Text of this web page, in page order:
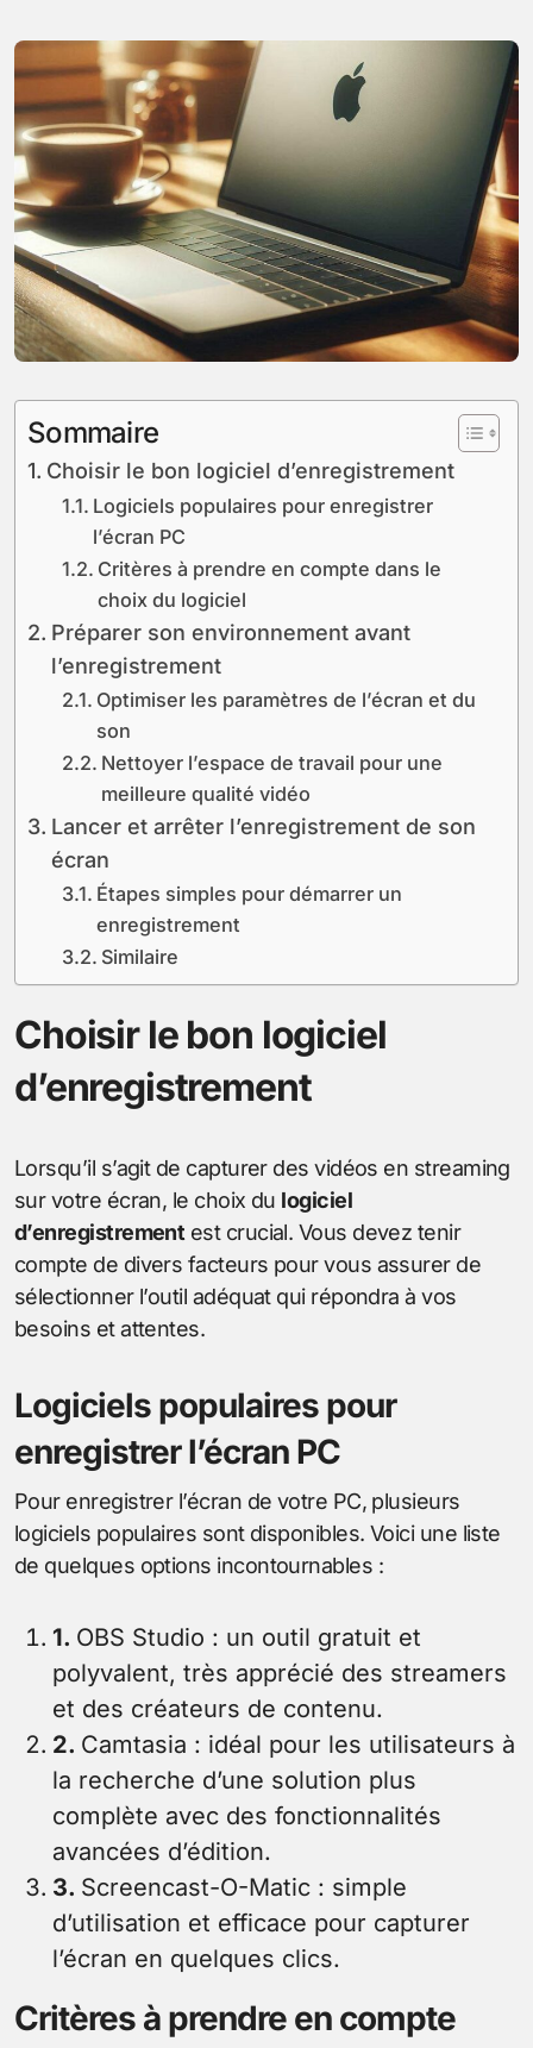
Sommaire
Choisir le bon logiciel d’enregistrement
Logiciels populaires pour enregistrer
l’écran PC
Critères à prendre en compte dans le
choix du logiciel
Préparer son environnement avant
l’enregistrement
Optimiser les paramètres de l’écran et du
son
Nettoyer l’espace de travail pour une
meilleure qualité vidéo
Lancer et arrêter l’enregistrement de son
écran
Étapes simples pour démarrer un
enregistrement
Similaire
Choisir le bon logiciel
d’enregistrement
Lorsqu’il s’agit de capturer des vidéos en streaming
sur votre écran, le choix du logiciel
d’enregistrement est crucial. Vous devez tenir
compte de divers facteurs pour vous assurer de
sélectionner l’outil adéquat qui répondra à vos
besoins et attentes.
Logiciels populaires pour
enregistrer l’écran PC
Pour enregistrer l’écran de votre PC, plusieurs
logiciels populaires sont disponibles. Voici une liste
de quelques options incontournables :
1. OBS Studio : un outil gratuit et
polyvalent, très apprécié des streamers
et des créateurs de contenu.
2. Camtasia : idéal pour les utilisateurs à
la recherche d’une solution plus
complète avec des fonctionnalités
avancées d’édition.
3. Screencast-O-Matic : simple
d’utilisation et efficace pour capturer
l’écran en quelques clics.
Critères à prendre en compte